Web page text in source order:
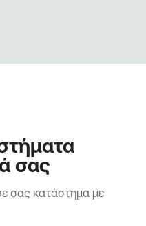
σας
σας κατάστημα με